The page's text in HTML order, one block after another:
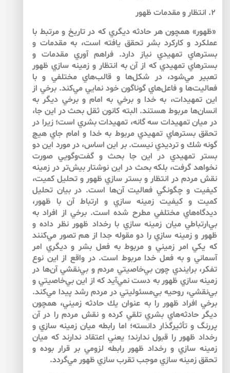
۲. انتظار و مقدمات ظهور
«ظهور» همچون هر حادثه ديگري كه در تاريخ و مرتبط با
عملكرد و كاركرد بشر تحقق يافته است، به مقدمات و
بسترهاي تمهيدي نياز دارد. فراهم آوري مقدمات و
بسترهاي تمهيدي كه از آن به انتظار و زمينه سازي ظهور
تعبير مي‌‌شود، در شكل‌‌ها و قالب‌‌هاي مختلفي و با
فعاليت‌‌ها و فاعل‌‌هاي گوناگون خود نمايي مي‌‌كند. برخي از
اين تمهيدات، به خدا و برخي به امام و برخي ديگر به
انسان‌‌ها مربوط هستند. البته كانون ثقل بحث در اين جا،
در ميان تمهيدات سه گانه، تمهيدات بشري است؛ زيرا در
تحقق بسترهاي تمهيدي مربوط به خدا و امام جاي هيچ
گونه شك و ترديدي نيست. بر اين اساس، در مورد اين دو
بستر تمهيدي در اين جا بحث و گفت‌وگويي صورت
نخواهد گرفت، بلكه بحث در اين نوشتار بيش‌‌تر در زمينه
نقش مردم در انتظار و بستر سازي ظهور و تحليل كميت،
كيفيت و چگونگي فعاليت آن‌‌ها است. در بيان تحليل
كميت و كيفيت زمينه سازي و ارتباط آن با ظهور،
ديدگاه‌‌هاي مختلفي مطرح شده است. برخي از افراد به
بي‌‌ارتباطي ميان زمينه سازي با رخداد ظهور نظر داده و
ظهور و زمينه سازي را دو مقوله جدا از هم تصور مي‌كنند
كه يكي امر زميني و مربوط به فعل بشر و ديگري امر
آسماني و به فعل خدا مربوط است. در واقع از اين نوع
تفكر، برايندي چون بي‌‌خاصيتي مردم و بي‌‌نقشي آن‌‌ها در
زمينه سازي ظهور به دست نمي‌‌آيد كه از اين بي‌‌خاصيتي و
بي‌‌نقشي، روحيه بي‌‌مسئوليتي در مردم رشد پيدا مي‌‌كند.
برخي افراد ظهور را به عنوان يك حادثه زميني، همچون
ديگر حادثه‌‌هاي بشري تلقي كرده و نقش مردم را در آن
پررنگ و تأثيرگذار دانسته؛ اما رابطه ميان زمينه سازي و
رخداد ظهور را قبول ندارند‌‌؛ يعني اعتقاد ندارند كه ميان
زمينه سازي و رخداد ظهور رابطه لزومي بر قرار بوده و
تحقق زمينه سازي موجب تقرب سازي ظهور مي‌‌گردد.